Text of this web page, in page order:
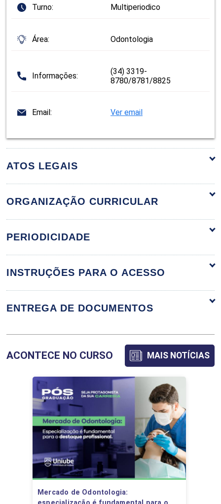
Turno: Multiperiodico
Área: Odontologia
Informações:
(34) 3319-
8780/8781/8825
Email: Ver email
ATOS LEGAIS
ORGANIZAÇÃO CURRICULAR
BIOSSEGURANÇA I
8
BIOSSEGURANÇA II
PERIODICIDADE
INSTRUÇÕES PARA O ACESSO
ENTREGA DE DOCUMENTOS
ACONTECE NO CURSO MAIS NOTÍCIAS
Mercado de Odontologia: